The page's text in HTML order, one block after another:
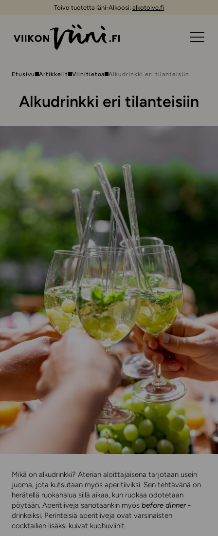
Toivo tuotetta lähi-Alkoosi: alkotoive.fi
Etusivu Artikkelit Viinitietoa Alkudrinkki eri tilanteisiin
Alkudrinkki eri tilanteisiin
Mikä on alkudrinkki? Aterian aloittajaisena tarjotaan usein
juoma, jota kutsutaan myös aperitiiviksi. Sen tehtävänä on
herätellä ruokahalua sillä aikaa, kun ruokaa odotetaan
pöytään. Aperitiiveja sanotaankin myös before dinner-
drinkeiksi. Perinteisiä aperitiiveja ovat varsinaisten
cocktailien lisäksi kuivat kuohuviinit.